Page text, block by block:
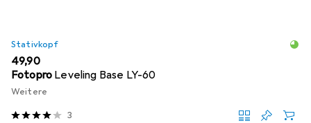
Stativkopf
EUR
49,90
Fotopro Leveling Base LY-60
Weitere
3